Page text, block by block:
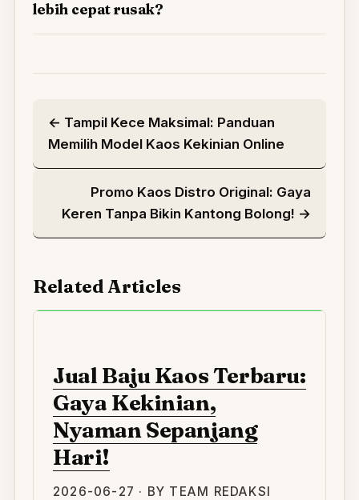
lebih cepat rusak?
← Tampil Kece Maksimal: Panduan
Memilih Model Kaos Kekinian Online
Promo Kaos Distro Original: Gaya
Keren Tanpa Bikin Kantong Bolong! →
Related Articles
Jual Baju Kaos Terbaru:
Gaya Kekinian,
Nyaman Sepanjang
Hari!
2026-06-27 · BY TEAM REDAKSI